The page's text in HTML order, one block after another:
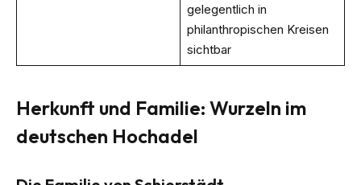
gelegentlich in
philanthropischen Kreisen
sichtbar
Herkunft und Familie: Wurzeln im
deutschen Hochadel